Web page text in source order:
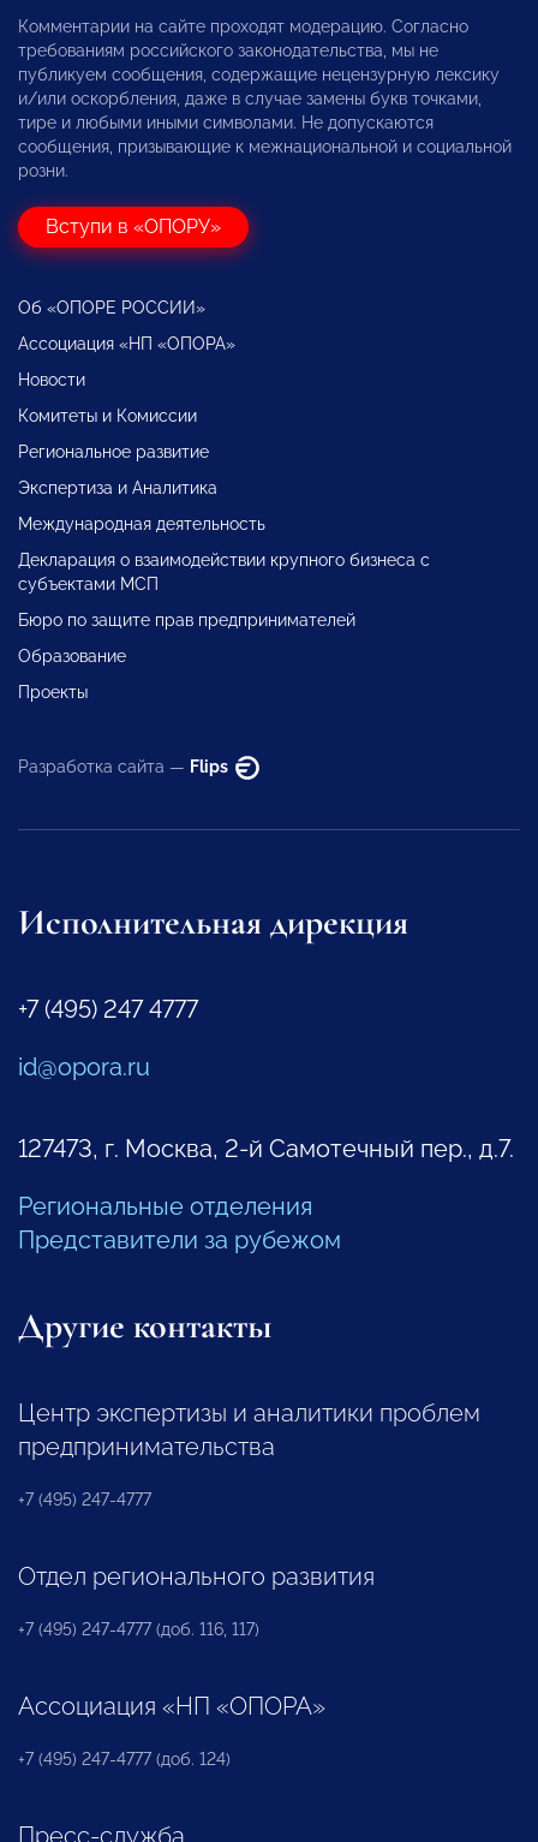
Комментарии на сайте проходят модерацию. Согласно
требованиям российского законодательства, мы не
публикуем сообщения, содержащие нецензурную лексику
и/или оскорбления, даже в случае замены букв точками,
тире и любыми иными символами. Не допускаются
сообщения, призывающие к межнациональной и социальной
розни.
Вступи в «ОПОРУ»
Об «ОПОРЕ РОССИИ»
Ассоциация «НП «ОПОРА»
Новости
Комитеты и Комиссии
Региональное развитие
Экспертиза и Аналитика
Международная деятельность
Декларация о взаимодействии крупного бизнеса с
субъектами МСП
Бюро по защите прав предпринимателей
Образование
Проекты
Разработка сайта — Flips
Исполнительная дирекция
+7 (495) 247 4777
id@opora.ru
127473, г. Москва, 2-й Самотечный пер., д.7.
Региональные отделения
Представители за рубежом
Другие контакты
Центр экспертизы и аналитики проблем
предпринимательства
+7 (495) 247-4777
Отдел регионального развития
+7 (495) 247-4777 (доб. 116, 117)
Ассоциация «НП «ОПОРА»
+7 (495) 247-4777 (доб. 124)